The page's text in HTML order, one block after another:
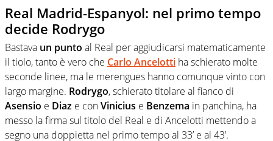
Real Madrid-Espanyol: nel primo tempo
decide Rodrygo
Bastava un punto al Real per aggiudicarsi matematicamente
il tiolo, tanto è vero che Carlo Ancelotti ha schierato molte
seconde linee, ma le merengues hanno comunque vinto con
largo margine. Rodrygo, schierato titolare al fianco di
Asensio e Diaz e conVinicius e Benzema in panchina, ha
messo la firma sul titolo del Real e di Ancelotti mettendo a
segno una doppietta nel primo tempo al 33’ e al 43’.